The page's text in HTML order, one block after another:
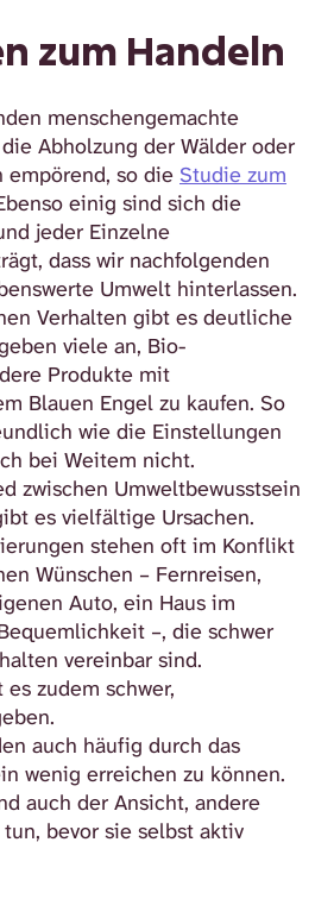
zum Handeln
menschengemachte
Abholzung der Wälder oder
empörend, so die Studie zum
einig sind sich die
jeder Einzelne
dass wir nachfolgenden
Umwelt hinterlassen.
Verhalten gibt es deutliche
viele an, Bio-
Produkte mit
Blauen Engel zu kaufen. So
wie die Einstellungen
bei Weitem nicht.
zwischen Umweltbewusstsein
es vielfältige Ursachen.
stehen oft im Konflikt
Wünschen – Fernreisen,
Auto, ein Haus im
–, die schwer
vereinbar sind.
zudem schwer,
auch häufig durch das
wenig erreichen zu können.
auch der Ansicht, andere
bevor sie selbst aktiv